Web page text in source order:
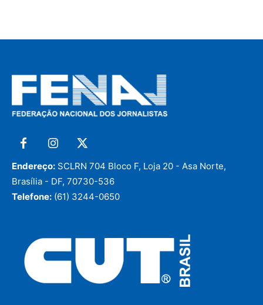
Endereço: SCLRN 704 Bloco F, Loja 20 - Asa Norte,
Brasília - DF, 70730-536
Telefone: (61) 3244-0650